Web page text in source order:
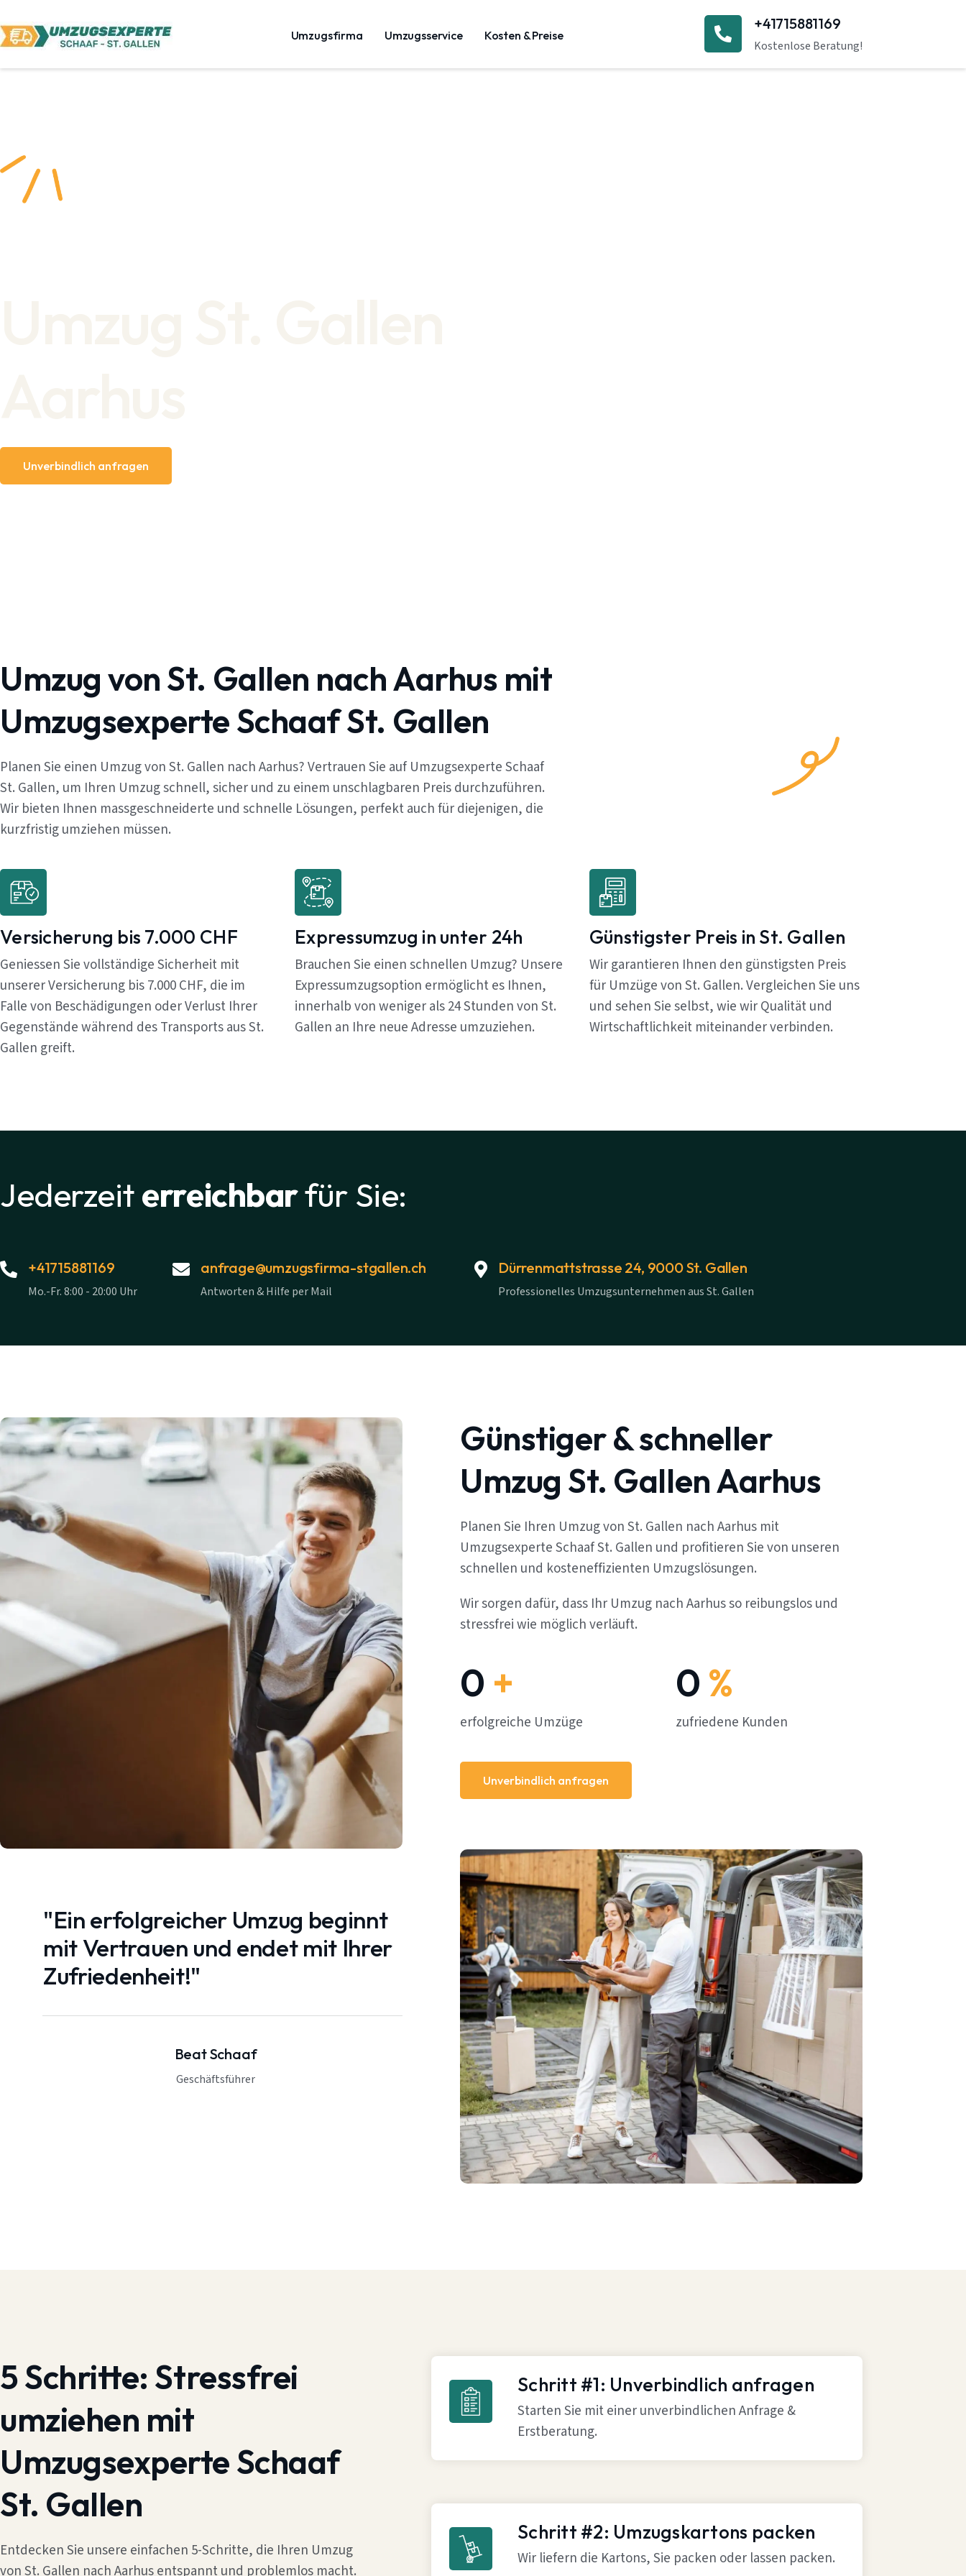
Umzugsfirma Umzugsservice Kosten & Preise
+41715881169
Kostenlose Beratung!
Unverbindlich anfragen
Umzug von St. Gallen nach Aarhus mit
Umzugsexperte Schaaf St. Gallen
Planen Sie einen Umzug von St. Gallen nach Aarhus? Vertrauen Sie auf Umzugsexperte Schaaf
St. Gallen, um Ihren Umzug schnell, sicher und zu einem unschlagbaren Preis durchzuführen.
Wir bieten Ihnen massgeschneiderte und schnelle Lösungen, perfekt auch für diejenigen, die
kurzfristig umziehen müssen.
Versicherung bis 7.000 CHF
Geniessen Sie vollständige Sicherheit mit
unserer Versicherung bis 7.000 CHF, die im
Falle von Beschädigungen oder Verlust Ihrer
Gegenstände während des Transports aus St.
Gallen greift.
Expressumzug in unter 24h
Brauchen Sie einen schnellen Umzug? Unsere
Expressumzugsoption ermöglicht es Ihnen,
innerhalb von weniger als 24 Stunden von St.
Gallen an Ihre neue Adresse umzuziehen.
Günstigster Preis in St. Gallen
Wir garantieren Ihnen den günstigsten Preis
für Umzüge von St. Gallen. Vergleichen Sie uns
und sehen Sie selbst, wie wir Qualität und
Wirtschaftlichkeit miteinander verbinden.
Jederzeiterreichbarfür Sie:
+41715881169
Mo.-Fr. 8:00 - 20:00 Uhr
anfrage@umzugsfirma-stgallen.ch
Antworten & Hilfe per Mail
Dürrenmattstrasse 24, 9000 St. Gallen
Professionelles Umzugsunternehmen aus St. Gallen
"Ein erfolgreicher Umzug beginnt
mit Vertrauen und endet mit Ihrer
Zufriedenheit!"
Beat Schaaf
Geschäftsführer
Günstiger & schneller
Umzug St. Gallen Aarhus
Planen Sie Ihren Umzug von St. Gallen nach Aarhus mit
Umzugsexperte Schaaf St. Gallen und profitieren Sie von unseren
schnellen und kosteneffizienten Umzugslösungen.
Wir sorgen dafür, dass Ihr Umzug nach Aarhus so reibungslos und
stressfrei wie möglich verläuft.
0 +
erfolgreiche Umzüge
0 %
zufriedene Kunden
Unverbindlich anfragen
5 Schritte: Stressfrei
umziehen mit
Umzugsexperte Schaaf
St. Gallen
Entdecken Sie unsere einfachen 5-Schritte, die Ihren Umzug
von St. Gallen nach Aarhus entspannt und problemlos macht.
Schritt #1: Unverbindlich anfragen
Starten Sie mit einer unverbindlichen Anfrage &
Erstberatung.
Schritt #2: Umzugskartons packen
Wir liefern die Kartons, Sie packen oder lassen packen.